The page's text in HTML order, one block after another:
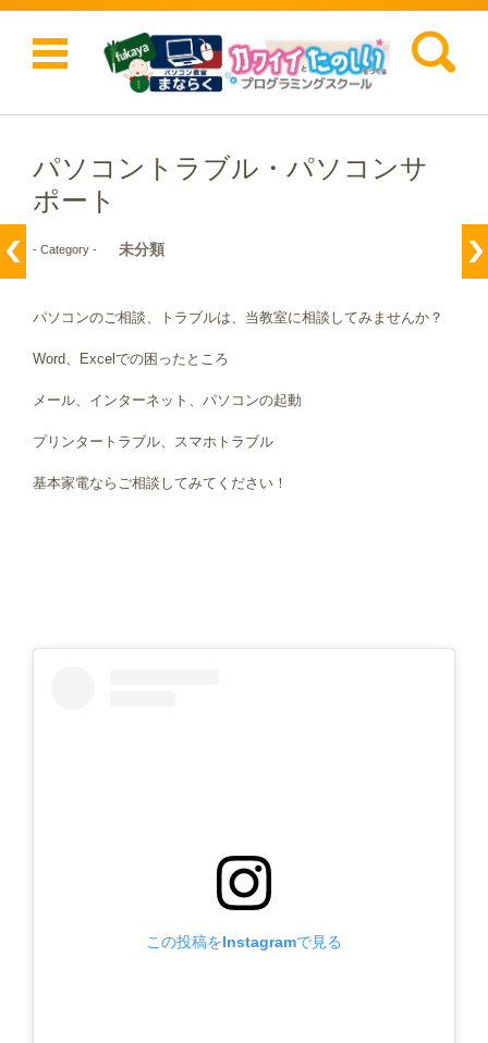
検索:
コンテンツに移動
パソコントラブル・パソコンサ
ポート
- Category - 未分類
パソコンのご相談、トラブルは、当教室に相談してみませんか？
Word、Excelでの困ったところ
メール、インターネット、パソコンの起動
プリンタートラブル、スマホトラブル
基本家電ならご相談してみてください！
この投稿をInstagramで見る